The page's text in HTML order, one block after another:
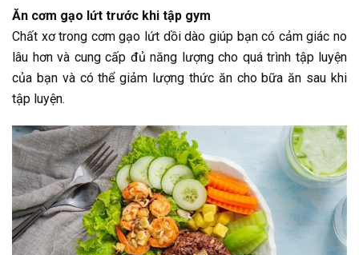
Ăn cơm gạo lứt trước khi tập gym
Chất xơ trong cơm gạo lứt dồi dào giúp bạn có cảm giác no
lâu hơn và cung cấp đủ năng lượng cho quá trình tập luyện
của bạn và có thể giảm lượng thức ăn cho bữa ăn sau khi
tập luyện.